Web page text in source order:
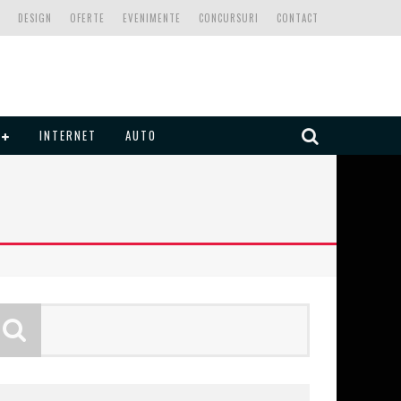
CONTACT
CONCURSURI
EVENIMENTE
OFERTE
DESIGN
INTERNET AUTO